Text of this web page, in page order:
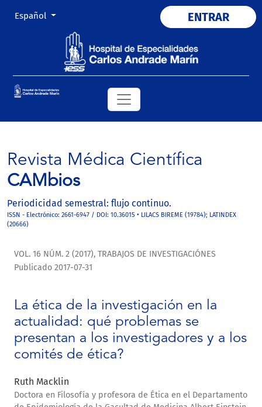
Cambiar el idioma. El actual es:
Español ENTRAR
Revista Médica Científica
CAMbios
Periodicidad semestral: flujo continuo.
ISSN - Electrónico: 2661-6947 / DOI: 10.36015 • LILACS BIREME (19784); LATINDEX
(20666)
VOL. 16 NÚM. 2 (2017), TRABAJOS DE INVESTIGACIÓNES
La ética de la investigación en la
actualidad: qué problemas se
presentan a los investigadores y a los
comités de ética?
Publicado 2017-07-31
Ruth Macklin
Doctora en Filosofía y profesora de Ética en el Departamento